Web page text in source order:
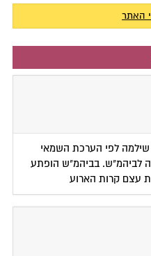
האתר
לפי הערכת השמאי
לביהמ"ש. בביהמ"ש הופתע
עצם קרות הארוע